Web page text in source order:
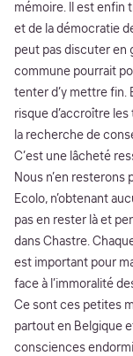
mémoire. Il est enfin
et de la démocratie
peut pas discuter en
commune pourrait
tenter d’y mettre fin.
risque d’accroître
la recherche de
C’est une lâcheté
Nous n’en resterons
Ecolo, n’obtenant
pas en rester là et
dans Chastre.
est important pour
face à l’immoralité
Ce sont ces petites
partout en Belgique
consciences